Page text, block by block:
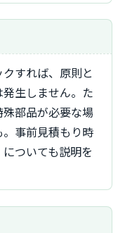
生しません。た
部品が必要な場
事前見積もり時
ついても説明を